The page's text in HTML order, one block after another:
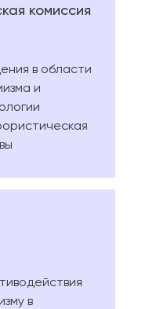
комиссия
в области
и
в